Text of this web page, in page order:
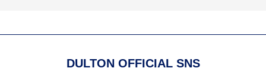
DULTON OFFICIAL SNS